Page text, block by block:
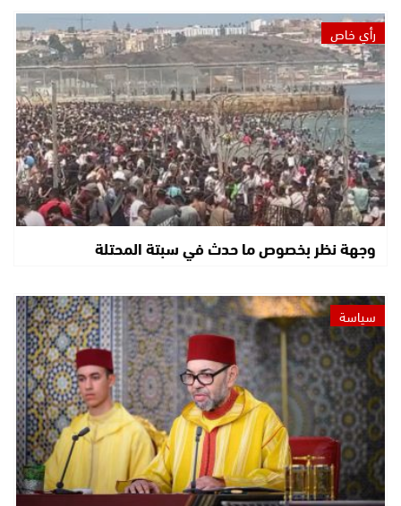
رأي خاص
وجهة نظر بخصوص ما حدث في سبتة المحتلة
سياسة